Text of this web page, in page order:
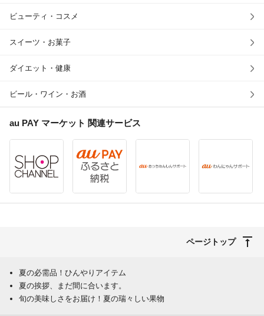
ビューティ・コスメ
スイーツ・お菓子
ダイエット・健康
ビール・ワイン・お酒
au PAY マーケット 関連サービス
ページトップ
夏の必需品！ひんやりアイテム
夏の挨拶、まだ間に合います。
旬の美味しさをお届け！夏の瑞々しい果物